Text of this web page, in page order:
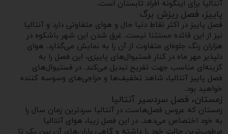
آنتالیا برای اینگونه افراد تابستان است.
پاییز، فصل ریزش برگ
فصل پاییز در اکثر نقاط دنیا حال و هوای متفاوتی دارد و آنتالیا
نیز از این قائده مستثنا نیست. غرق شدن این شهر باشکوه در
هزاران رنگ جلوه‌ای متفاوت از آن را به نمایش می‌گذارد. هوای
دلپذیر مهر ماه در کنار فستیوال‌های پاییزی، این فصل را به
گزینه‌ای مناسب جهت تفریح تبدیل می‌کند. در فستیوال‌های
فصل پاییز آنتالیا، شاهد تخفیف‌ها و حراجی‌های وسوسه‌ کننده
خواهید بود.
زمستان، فصل سردسیر آنتالیا
زمستان که عروس فصل‌هاست در آنتالیا سردترین زمان سال را
به خود اختصاص می‌دهد. در این فصل زیبا، هوای آنتالیا